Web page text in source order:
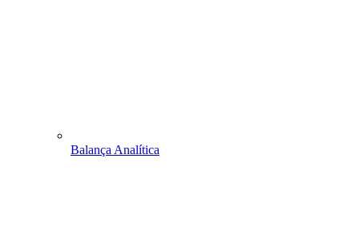
Balança Analítica